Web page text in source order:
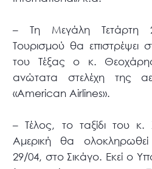
– Τη Μεγάλη Τετάρτη
Τουρισμού θα επιστρέψει
του Τέξας ο κ.
ανώτατα στελέχη της
«American Airlines».
– Τέλος, το ταξίδι του
Αμερική θα
29/04, στο Σικάγο. Εκεί ο